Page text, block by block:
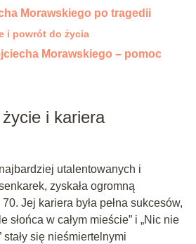
Morawskiego po tragedii
i powrót do życia
Morawskiego – pomoc
i kariera
utalentowanych i
zyskała ogromną
Jej kariera była pełna sukcesów,
słońca w całym mieście” i „Nic nie
się nieśmiertelnymi